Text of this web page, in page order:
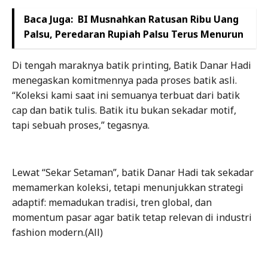
Baca Juga: BI Musnahkan Ratusan Ribu Uang
Palsu, Peredaran Rupiah Palsu Terus Menurun
Di tengah maraknya batik printing, Batik Danar Hadi
menegaskan komitmennya pada proses batik asli.
“Koleksi kami saat ini semuanya terbuat dari batik
cap dan batik tulis. Batik itu bukan sekadar motif,
tapi sebuah proses,” tegasnya.
Lewat “Sekar Setaman”, batik Danar Hadi tak sekadar
memamerkan koleksi, tetapi menunjukkan strategi
adaptif: memadukan tradisi, tren global, dan
momentum pasar agar batik tetap relevan di industri
fashion modern.(All)